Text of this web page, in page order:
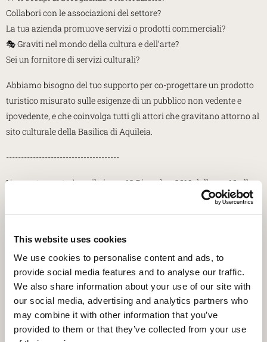
This website uses cookies
We use cookies to personalise content and ads, to
provide social media features and to analyse our traffic.
We also share information about your use of our site with
our social media, advertising and analytics partners who
may combine it with other information that you’ve
provided to them or that they’ve collected from your use
Collabori con le associazioni del settore?
La tua azienda promuove servizi o prodotti commerciali?
🎭 Graviti nel mondo della cultura e dell’arte?
Sei un fornitore di servizi culturali?
Abbiamo bisogno del tuo supporto per co-progettare un prodotto
turistico misurato sulle esigenze di un pubblico non vedente e
ipovedente, e che coinvolga tutti gli attori che gravitano attorno al
sito culturale della Basilica di Aquileia.
--------------------------------------
L’appuntamento è per il giorno 12 Dicembre 2019 dalle ore 10 alle
ore 12.30 presso la sala Consiliare del Comune di Aquileia.
https://www.eventbrite.it/e/biglietti-community-based-tourism-
eu-unesco-4-all-tour-local-workshop-84742554261
------------------------------------------
PROGRAMMA
09:30 Accrediti